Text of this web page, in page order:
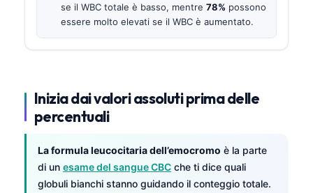
se il WBC totale è basso, mentre 78% possono
essere molto elevati se il WBC è aumentato.
Inizia dai valori assoluti prima delle
percentuali
La formula leucocitaria dell’emocromo è la parte
di un esame del sangue CBC che ti dice quali
globuli bianchi stanno guidando il conteggio totale.